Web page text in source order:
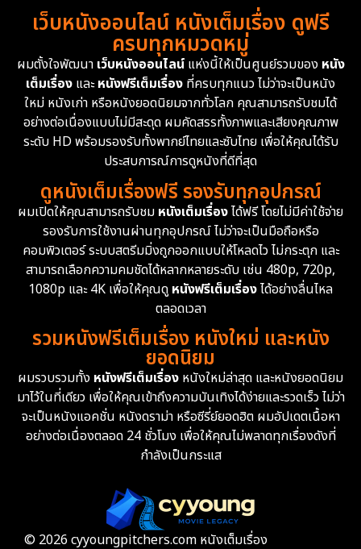
Detective สืบสวน
Disney+ 4
Documentary สารคดี 93
Drama ดราม่า
Dystopian 16
Emotional 61
Epic มหากาพย์ 213
Family ครอบครัว 359
Fantasy จินตนาการ 319
Fiction 9
1983
1982
1981
1974
1962
เว็บหนังออนไลน์ หนังเต็มเรื่อง ดูฟรี
ครบทุกหมวดหมู่
ผมตั้งใจพัฒนา เว็บหนังออนไลน์แห่งนี้ให้เป็นศูนย์รวมของ หนัง
เต็มเรื่อง และหนังฟรีเต็มเรื่อง ที่ครบทุกแนว ไม่ว่าจะเป็นหนัง
ใหม่ หนังเก่า หรือหนังยอดนิยมจากทั่วโลก คุณสามารถรับชมได้
อย่างต่อเนื่องแบบไม่มีสะดุด ผมคัดสรรทั้งภาพและเสียงคุณภาพ
ระดับ HD พร้อมรองรับทั้งพากย์ไทยและซับไทย เพื่อให้คุณได้รับ
ประสบการณ์การดูหนังที่ดีที่สุด
ดูหนังเต็มเรื่องฟรี รองรับทุกอุปกรณ์
ผมเปิดให้คุณสามารถรับชม หนังเต็มเรื่องได้ฟรี โดยไม่มีค่าใช้จ่าย
รองรับการใช้งานผ่านทุกอุปกรณ์ ไม่ว่าจะเป็นมือถือหรือ
คอมพิวเตอร์ ระบบสตรีมมิ่งถูกออกแบบให้โหลดไว ไม่กระตุก และ
สามารถเลือกความคมชัดได้หลากหลายระดับ เช่น 480p, 720p,
1080p และ 4K เพื่อให้คุณดูหนังฟรีเต็มเรื่องได้อย่างลื่นไหล
ตลอดเวลา
รวมหนังฟรีเต็มเรื่อง หนังใหม่ และหนัง
ยอดนิยม
ผมรวบรวมทั้ง หนังฟรีเต็มเรื่อง หนังใหม่ล่าสุด และหนังยอดนิยม
มาไว้ในที่เดียว เพื่อให้คุณเข้าถึงความบันเทิงได้ง่ายและรวดเร็ว ไม่ว่า
จะเป็นหนังแอคชั่น หนังดราม่า หรือซีรี่ย์ยอดฮิต ผมอัปเดตเนื้อหา
อย่างต่อเนื่องตลอด 24 ชั่วโมง เพื่อให้คุณไม่พลาดทุกเรื่องดังที่
กำลังเป็นกระแส
© 2026 cyyoungpitchers.com หนังเต็มเรื่อง